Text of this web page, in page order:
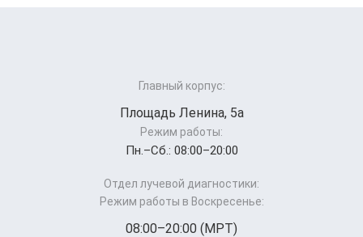
Главный корпус:
Площадь Ленина, 5а
Режим работы:
Пн.–Cб.: 08:00–20:00
Отдел лучевой диагностики:
Режим работы в Воскресенье:
08:00–20:00 (МРТ)